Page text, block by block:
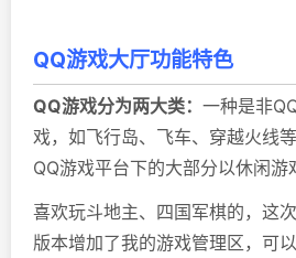
QQ游戏大厅功能特色
QQ游戏分为两大类： 一种是非
戏，如飞行岛、飞车、穿越火线
QQ游戏平台下的大部分以休闲游
喜欢玩斗地主、四国军棋的，这
版本增加了我的游戏管理区，可